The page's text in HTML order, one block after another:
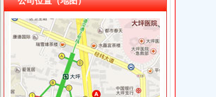
渝中区公司注销流程
知识产权一站式服务厂家_知识产权一站式服务公司-
区城乡建委“三字经”深化“放管服”-重庆市南岸区人民